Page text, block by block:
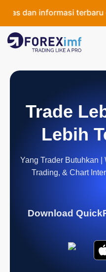
dan informasi terbaru di
Trade
Lebih
Yang Trader Butuhkan |
Trading, & Chart
Download